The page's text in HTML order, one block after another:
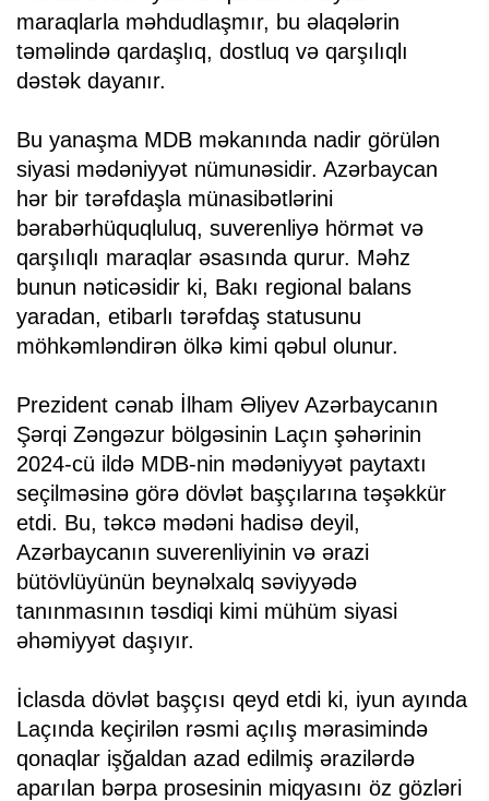
maraqlarla məhdudlaşmır, bu əlaqələrin
təməlində qardaşlıq, dostluq və qarşılıqlı
dəstək dayanır.
Bu yanaşma MDB məkanında nadir görülən
siyasi mədəniyyət nümunəsidir. Azərbaycan
hər bir tərəfdaşla münasibətlərini
bərabərhüquqluluq, suverenliyə hörmət və
qarşılıqlı maraqlar əsasında qurur. Məhz
bunun nəticəsidir ki, Bakı regional balans
yaradan, etibarlı tərəfdaş statusunu
möhkəmləndirən ölkə kimi qəbul olunur.
Prezident cənab İlham Əliyev Azərbaycanın
Şərqi Zəngəzur bölgəsinin Laçın şəhərinin
2024-cü ildə MDB-nin mədəniyyət paytaxtı
seçilməsinə görə dövlət başçılarına təşəkkür
etdi. Bu, təkcə mədəni hadisə deyil,
Azərbaycanın suverenliyinin və ərazi
bütövlüyünün beynəlxalq səviyyədə
tanınmasının təsdiqi kimi mühüm siyasi
əhəmiyyət daşıyır.
İclasda dövlət başçısı qeyd etdi ki, iyun ayında
Laçında keçirilən rəsmi açılış mərasimində
qonaqlar işğaldan azad edilmiş ərazilərdə
aparılan bərpa prosesinin miqyasını öz gözləri